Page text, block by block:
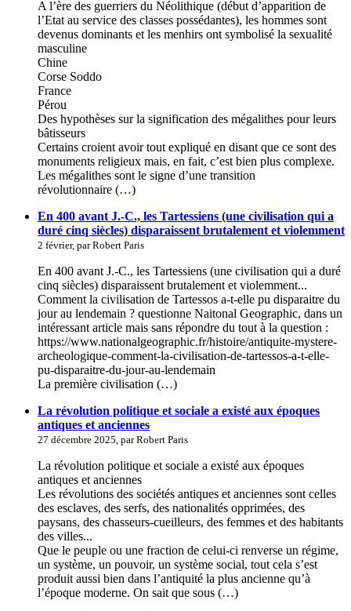
A l’ère des guerriers du Néolithique (début d’apparition de
l’Etat au service des classes possédantes), les hommes sont
devenus dominants et les menhirs ont symbolisé la sexualité
masculine
Chine
Corse Soddo
France
Pérou
Des hypothèses sur la signification des mégalithes pour leurs
bâtisseurs
Certains croient avoir tout expliqué en disant que ce sont des
monuments religieux mais, en fait, c’est bien plus complexe.
Les mégalithes sont le signe d’une transition
révolutionnaire (…)
En 400 avant J.-C., les Tartessiens (une civilisation qui a
duré cinq siècles) disparaissent brutalement et violemment
2 février, par Robert Paris
En 400 avant J.-C., les Tartessiens (une civilisation qui a duré
cinq siècles) disparaissent brutalement et violemment...
Comment la civilisation de Tartessos a-t-elle pu disparaitre du
jour au lendemain ? questionne Naitonal Geographic, dans un
intéressant article mais sans répondre du tout à la question :
https://www.nationalgeographic.fr/histoire/antiquite-mystere-
archeologique-comment-la-civilisation-de-tartessos-a-t-elle-
pu-disparaitre-du-jour-au-lendemain
La première civilisation (…)
La révolution politique et sociale a existé aux époques
antiques et anciennes
27 décembre 2025, par Robert Paris
La révolution politique et sociale a existé aux époques
antiques et anciennes
Les révolutions des sociétés antiques et anciennes sont celles
des esclaves, des serfs, des nationalités opprimées, des
paysans, des chasseurs-cueilleurs, des femmes et des habitants
des villes...
Que le peuple ou une fraction de celui-ci renverse un régime,
un système, un pouvoir, un système social, tout cela s’est
produit aussi bien dans l’antiquité la plus ancienne qu’à
l’époque moderne. On sait que sous (…)